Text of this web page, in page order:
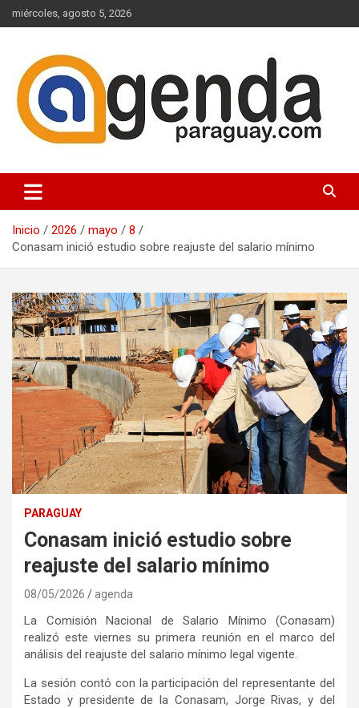
Saltar
al
miércoles, agosto 5, 2026
Agenda Paraguay
Inicio 2026 mayo
8
Conasam inició estudio sobre reajuste del salario mínimo
PARAGUAY
Conasam inició estudio sobre
reajuste del salario mínimo
08/05/2026 agenda
La Comisión Nacional de Salario Mínimo (Conasam)
realizó este viernes su primera reunión en el marco del
análisis del reajuste del salario mínimo legal vigente.
La sesión contó con la participación del representante del
Estado y presidente de la Conasam, Jorge Rivas, y del